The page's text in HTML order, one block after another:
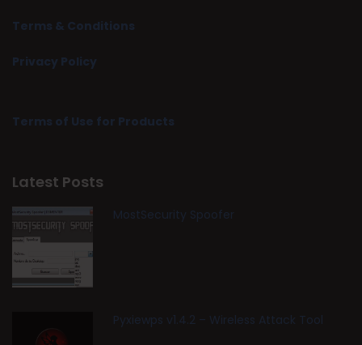
Terms & Conditions
Privacy Policy
Terms of Use for Products
Latest Posts
MostSecurity Spoofer
Pyxiewps v1.4.2 – Wireless Attack Tool